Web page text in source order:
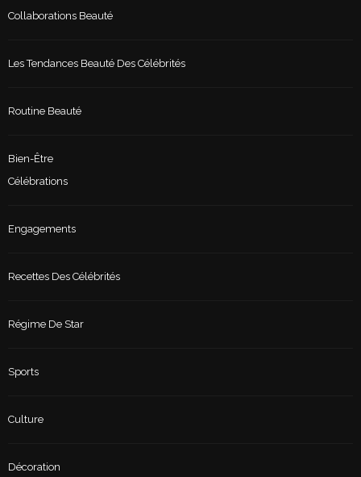
Collaborations Beauté
Les Tendances Beauté Des Célébrités
Routine Beauté
Bien-Être
Célébrations
Engagements
Recettes Des Célébrités
Régime De Star
Sports
Culture
Décoration